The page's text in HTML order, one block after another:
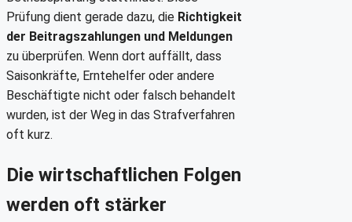
Prüfung dient gerade dazu, die Richtigkeit
der Beitragszahlungen und Meldungen
zu überprüfen. Wenn dort auffällt, dass
Saisonkräfte, Erntehelfer oder andere
Beschäftigte nicht oder falsch behandelt
wurden, ist der Weg in das Strafverfahren
oft kurz.
Die wirtschaftlichen Folgen
werden oft stärker